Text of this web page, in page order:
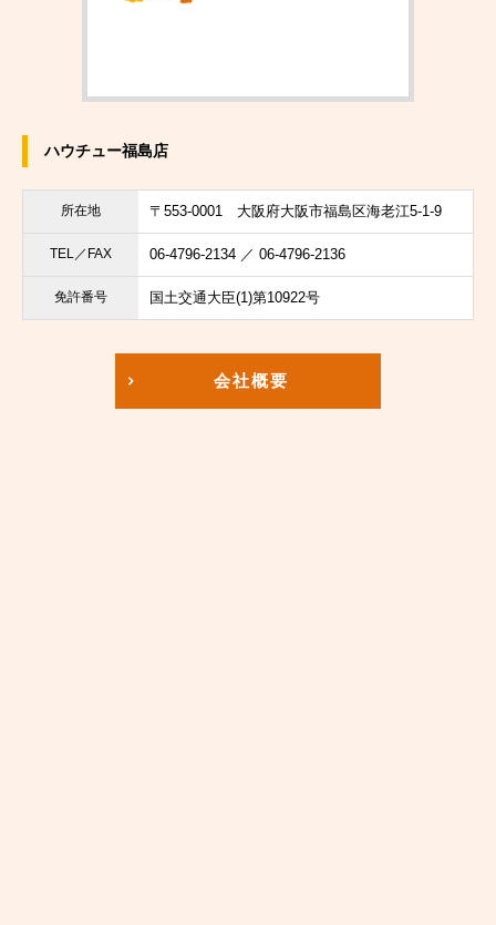
ハウチュー福島店
所在地 〒553-0001 大阪府大阪市福島区海老江5-1-9
TEL／FAX 06-4796-2134 ／ 06-4796-2136
免許番号 国土交通大臣(1)第10922号
会社概要